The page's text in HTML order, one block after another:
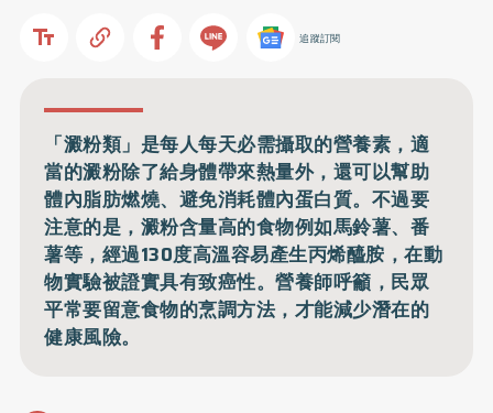
追蹤訂閱
「澱粉類」是每人每天必需攝取的營養素，適
當的澱粉除了給身體帶來熱量外，還可以幫助
體內脂肪燃燒、避免消耗體內蛋白質。不過要
注意的是，澱粉含量高的食物例如馬鈴薯、番
薯等，經過130度高溫容易產生丙烯醯胺，在動
物實驗被證實具有致癌性。營養師呼籲，民眾
平常要留意食物的烹調方法，才能減少潛在的
健康風險。